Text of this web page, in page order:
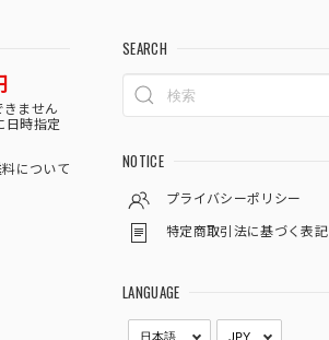
きません
日時指定
について
SEARCH
NOTICE
プライバシーポリシー
特定商取引法に基づく表記
LANGUAGE